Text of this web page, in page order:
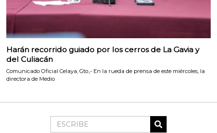
Harán recorrido guiado por los cerros de La Gavia y
del Culiacán
Comunicado Oficial Celaya, Gto.,- En la rueda de prensa de este miércoles, la
directora de Medio